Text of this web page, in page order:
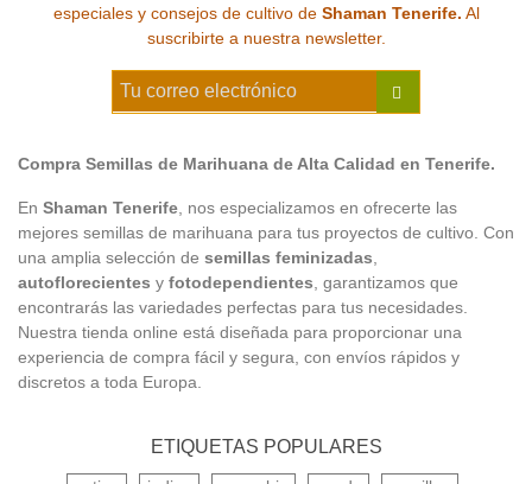
especiales y consejos de cultivo de Shaman Tenerife. Al
suscribirte a nuestra newsletter.
Compra Semillas de Marihuana de Alta Calidad en Tenerife.
En Shaman Tenerife , nos especializamos en ofrecerte las
mejores semillas de marihuana para tus proyectos de cultivo. Con
una amplia selección de semillas feminizadas
autoflorecientes y fotodependientes , garantizamos que
encontrarás las variedades perfectas para tus necesidades.
Nuestra tienda online está diseñada para proporcionar una
experiencia de compra fácil y segura, con envíos rápidos y
discretos a toda Europa.
ETIQUETAS POPULARES